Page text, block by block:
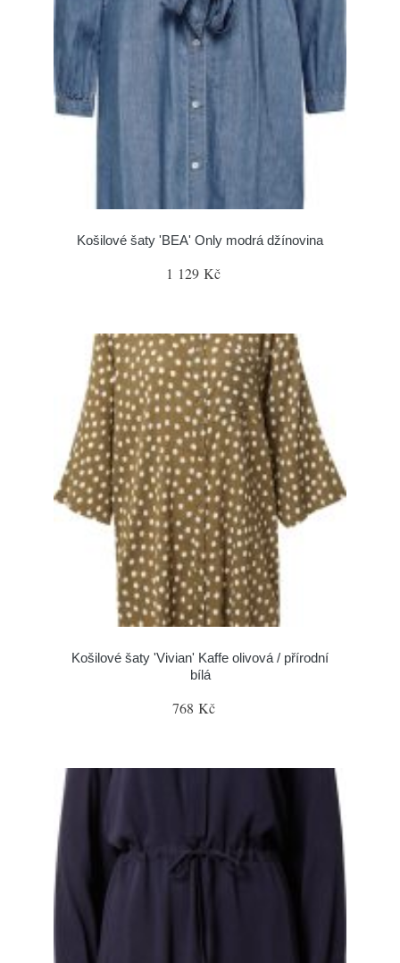
Košilové šaty 'BEA' Only modrá džínovina
1 129 Kč
Košilové šaty 'Vivian' Kaffe olivová / přírodní
bílá
768 Kč